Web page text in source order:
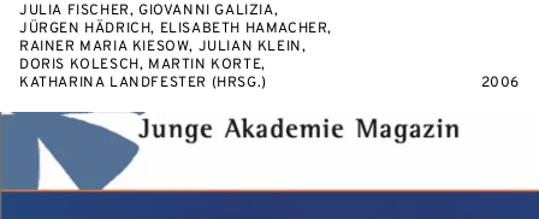
JULIA FISCHER, GIOVANNI GALIZIA,
JÜRGEN HÄDRICH, ELISABETH HAMACHER,
RAINER MARIA KIESOW, JULIAN KLEIN,
DORIS KOLESCH, MARTIN KORTE,
KATHARINA LANDFESTER (HRSG.)
2006